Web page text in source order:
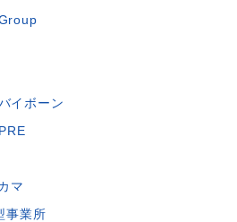
イボーン
マ
事業所